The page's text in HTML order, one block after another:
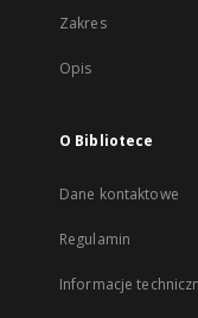
Zakres
Opis
O Bibliotece
Dane kontaktowe
Regulamin
Informacje